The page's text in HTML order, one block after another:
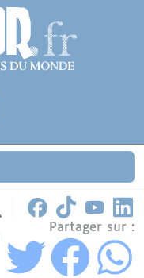
Partager sur :